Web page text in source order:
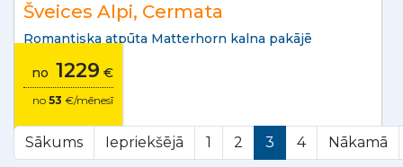
Šveices Alpi, Cermata
Romantiska atpūta Matterhorn kalna pakājē
no 1229 €
no 53 €/mēnesī
Sākums Iepriekšējā 1 2 3 4 Nākamā